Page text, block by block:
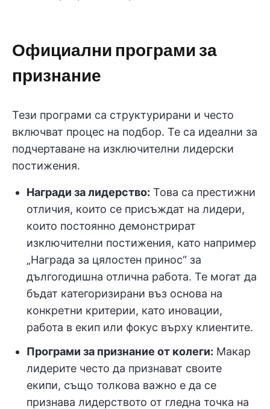
Официални програми за
признание
Тези програми са структурирани и често
включват процес на подбор. Те са идеални за
подчертаване на изключителни лидерски
постижения.
Награди за лидерство: Това са престижни
отличия, които се присъждат на лидери,
които постоянно демонстрират
изключителни постижения, като например
„Награда за цялостен принос“ за
дългогодишна отлична работа. Те могат да
бъдат категоризирани въз основа на
конкретни критерии, като иновации,
работа в екип или фокус върху клиентите.
Програми за признание от колеги: Макар
лидерите често да признават своите
екипи, също толкова важно е да се
признава лидерството от гледна точка на